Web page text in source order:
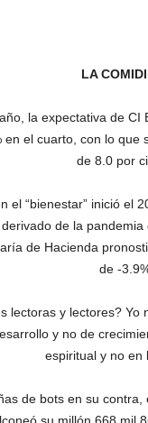
LA
la expectativa de CI
el cuarto, con lo
de 8.0 por
el “bienestar” inició el
de la
de Hacienda
de -
lectoras y lectores?
y no de
espiritual y no en
de bots en su